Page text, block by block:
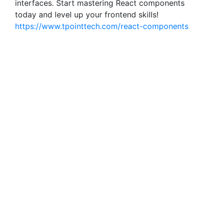
interfaces. Start mastering React components
today and level up your frontend skills!
https://www.tpointtech.com/react-components